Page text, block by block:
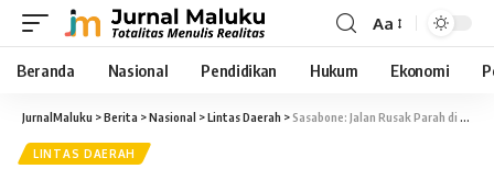
Aa
Beranda Nasional Pendidikan Hukum Ekonomi
JurnalMaluku >Berita >Nasional >Lintas Daerah >Sasabone: Jalan Rusak Parah di Saparua, Pemprov Maluku Tutup Mata
LINTAS DAERAH